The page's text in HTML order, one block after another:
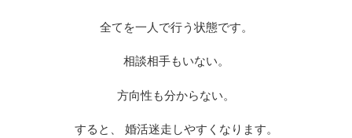
全てを一人で行う状態です。
相談相手もいない。
方向性も分からない。
すると、 婚活迷走しやすくなります。